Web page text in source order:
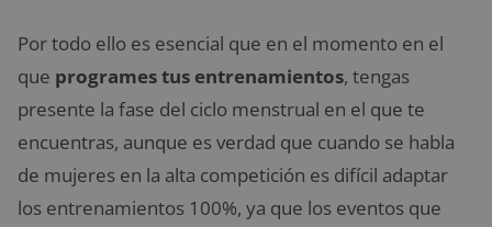
Por todo ello es esencial que en el momento en el
que programes tus entrenamientos, tengas
presente la fase del ciclo menstrual en el que te
encuentras, aunque es verdad que cuando se habla
de mujeres en la alta competición es difícil adaptar
los entrenamientos 100%, ya que los eventos que